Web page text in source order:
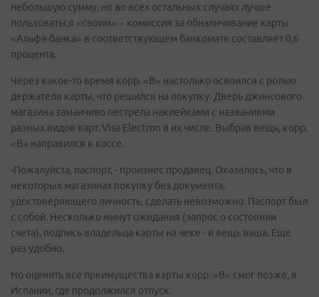
небольшую сумму, но во всех остальных случаях лучше
пользоваться «своим» – комиссия за обналичивание карты
«Альфа-банка» в соответствующем банкомате составляет 0,6
процента.
Через какое-то время корр. «В» настолько освоился с ролью
держателя карты, что решился на покупку. Дверь джинсового
магазина заманчиво пестрела наклейками с названиями
разных видов карт. Visa Electron в их числе. Выбрав вещь, корр.
«В» направился к кассе.
-Пожалуйста, паспорт, - произнес продавец. Оказалось, что в
некоторых магазинах покупку без документа,
удостоверяющего личность, сделать невозможно. Паспорт был
с собой. Несколько минут ожидания (запрос о состоянии
счета), подпись владельца карты на чеке - и вещь ваша. Еще
раз удобно.
Но оценить все преимущества карты корр. «В» смог позже, в
Испании, где продолжился отпуск.